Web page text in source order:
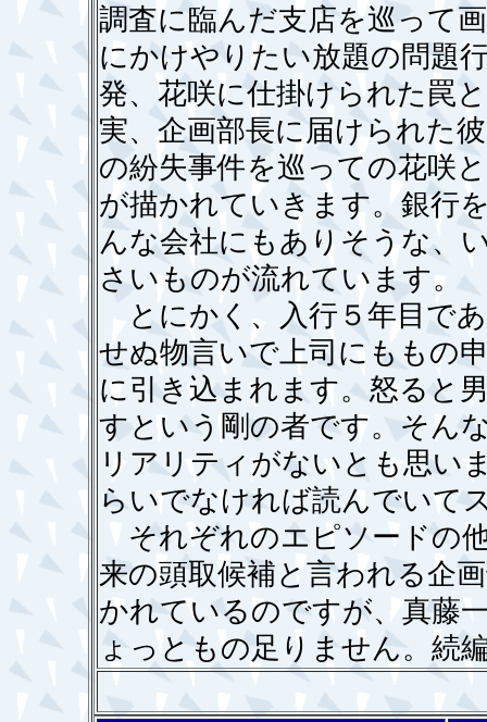
調査に臨んだ支店を巡って
にかけやりたい放題の問題
発、花咲に仕掛けられた罠
実、企画部長に届けられた
の紛失事件を巡っての花咲
が描かれていきます。銀行
んな会社にもありそうな、
さいものが流れています。
とにかく、入行５年目で
せぬ物言いで上司にももの
に引き込まれます。怒ると
すという剛の者です。そん
リアリティがないとも思い
らいでなければ読んでいて
それぞれのエピソードの
来の頭取候補と言われる企
かれているのですが、真藤
ょっともの足りません。続